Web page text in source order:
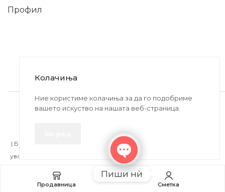
Профил
2020-2024 © MB DISKONT. Изработено од
БРАМИТ ДООЕЛ
| БРАЌА МИНКОВИ 57, 2400 СТРУМИЦА | ДПТУ
увоз-извоз Струмица Д.Б.: MK4027005146330 | ЕМБС: 6030530 |
Продавница Сметка
Додај во кошничка
Колачиња
Ние користиме колачиња за да го подобриме
вашето искуство на нашата веб-страница.
Пиши нѝ
Open
chaty